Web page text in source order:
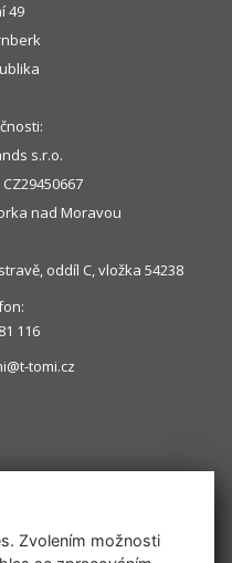
49
s.r.o.
CZ29450667
nad Moravou
oddíl C, vložka 54238
116
tomi.cz
OK
Zvolením možnosti